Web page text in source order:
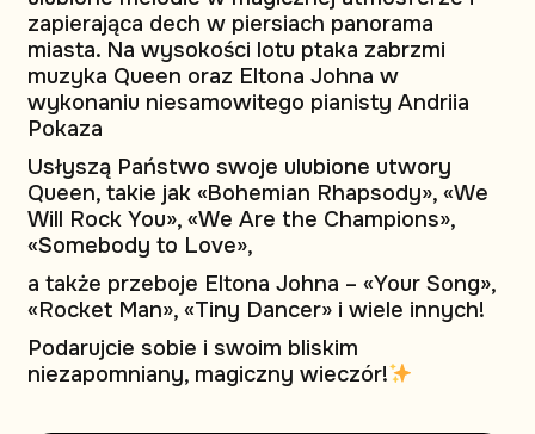
zapierająca dech w piersiach panorama
miasta. Na wysokości lotu ptaka zabrzmi
muzyka Queen oraz Eltona Johna w
wykonaniu niesamowitego pianisty Andriia
Pokaza
Usłyszą Państwo swoje ulubione utwory
Queen, takie jak «Bohemian Rhapsody», «We
Will Rock You», «We Are the Champions»,
«Somebody to Love»,
a także przeboje Eltona Johna – «Your Song»,
«Rocket Man», «Tiny Dancer» i wiele innych!
Podarujcie sobie i swoim bliskim
niezapomniany, magiczny wieczór!